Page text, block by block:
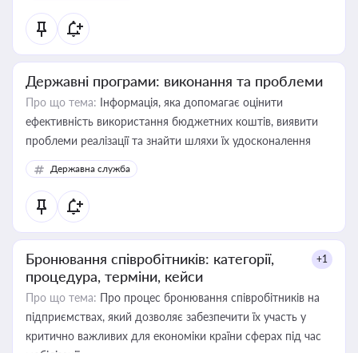
Державні програми: виконання та проблеми
Про що тема: Інформація, яка допомагає оцінити
ефективність використання бюджетних коштів, виявити
проблеми реалізації та знайти шляхи їх удосконалення
Державна служба
Бронювання співробітників: категорії,
процедура, терміни, кейси
+1
Про що тема: Про процес бронювання співробітників на
підприємствах, який дозволяє забезпечити їх участь у
критично важливих для економіки країни сферах під час